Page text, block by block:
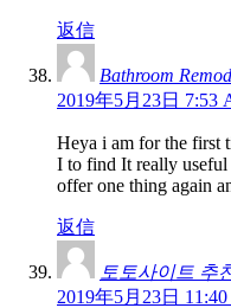
返信
Bathroom
2019年5月23日 7:53
Heya i am for the first
I to find It really
offer one thing again
返信
토토사이트 추
2019年5月23日